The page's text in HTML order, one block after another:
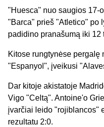
"Huesca" nuo saugios 17-
"Barca" prieš "Atletico" po
padidino pranašumą iki 12
Kitose rungtynėse pergalę
"Espanyol", įveikusi
Dar kitoje akistatoje
Vigo "Celtą". Antoine'o
įvarčiai leido "rojiblancos"
rezultatu 2:0.